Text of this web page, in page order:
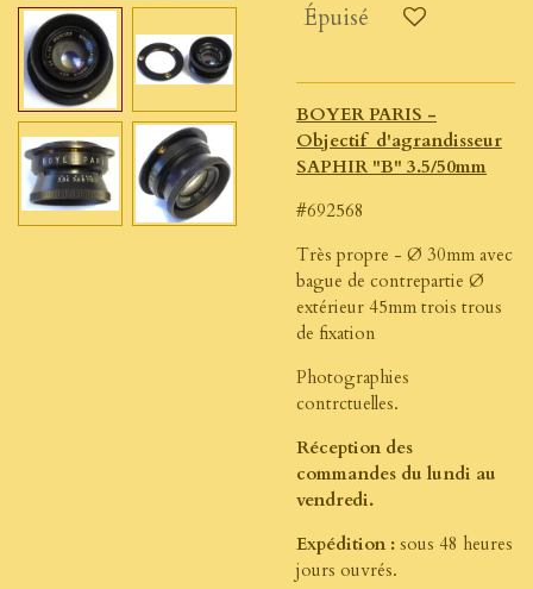
Épuisé
BOYER PARIS -
Objectif d'agrandisseur
SAPHIR "B" 3.5/50mm
#692568
Très propre - Ø 30mm avec
bague de contrepartie Ø
extérieur 45mm trois trous
de fixation
Photographies
contrctuelles.
Réception des
commandes du lundi au
vendredi.
Expédition : sous 48 heures
jours ouvrés.